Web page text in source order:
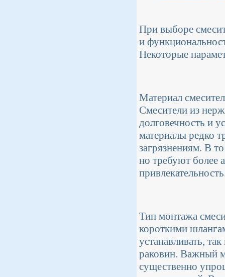
При выборе
и
Некоторые
Материал
Смесители из
долговечность и
материалы редко
загрязнениям. В
но требуют более
Тип монтажа
короткими
устанавливать,
раковин. Важный
существенно